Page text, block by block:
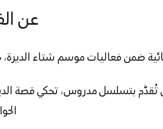
عن
ضمن فعاليات موسم شتاء الديرة،
تُقدَّم بتسلسل مدروس، تحكي قصة